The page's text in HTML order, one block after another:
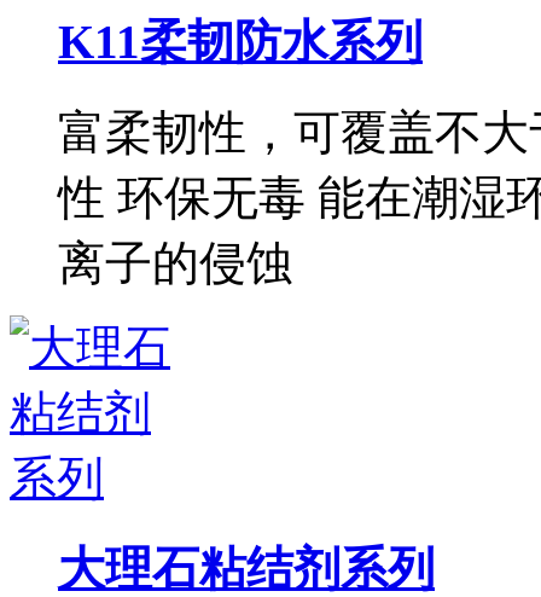
K11柔韧防水系列
富柔韧性，可覆盖不
性 环保无毒 能在潮湿
离子的侵蚀
大理石粘结剂系列